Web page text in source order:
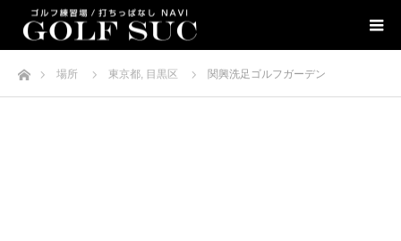
ホーム場所 東京都, 目黒区 関興洗足ゴルフガーデン